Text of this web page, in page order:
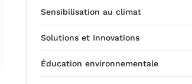
Sensibilisation au climat
Solutions et Innovations
Éducation environnementale